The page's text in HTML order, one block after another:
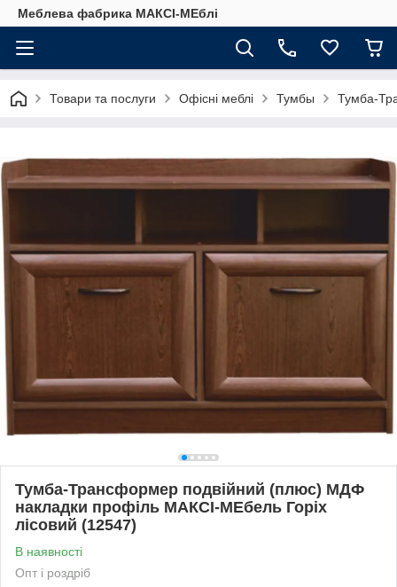
Меблева фабрика МАКСІ-МЕблі
Товари та послуги Офісні меблі Тумбы Тумба-
Тумба-Трансформер подвійний (плюс) МДФ
накладки профіль МАКСІ-МЕбель Горіх
лісовий (12547)
В наявності
Опт і роздріб